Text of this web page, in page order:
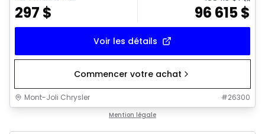
297 $ 96 615$
Voir les détails
Commencer votre achat
Mont-Joli Chrysler #26300
Mention légale